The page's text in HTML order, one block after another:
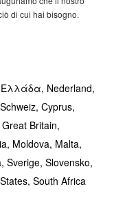
di cui hai bisogno.
Ελλάδα, Nederland,
Schweiz, Cyprus,
Great Britain,
Moldova, Malta,
Sverige, Slovensko,
South Africa